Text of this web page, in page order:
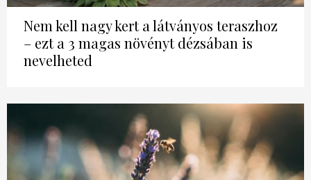
Nem kell nagy kert a látványos teraszhoz
– ezt a 3 magas növényt dézsában is
nevelheted